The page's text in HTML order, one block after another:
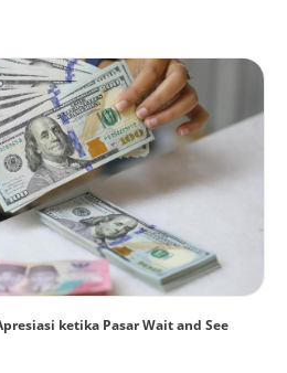
ketika Pasar Wait and See